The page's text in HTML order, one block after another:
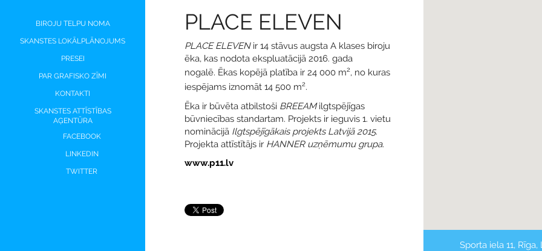
BIROJU TELPU NOMA
SKANSTES LOKĀLPLĀNOJUMS
PRESEI
PAR GRAFISKO ZĪMI
KONTAKTI
SKANSTES ATTĪSTĪBAS
AĢENTŪRA
FACEBOOK
LINKEDIN
TWITTER
PLACE ELEVEN
PLACE ELEVENir 14 stāvus augsta A klases biroju
ēka, kas nodota ekspluatācijā 2016. gada
nogalē. Ēkas kopējā platība ir 24 000 m2, no kuras
iespējams iznomāt 14 500 m2.
Ēka ir būvēta atbilstoši BREEAMilgtspējīgas
būvniecības standartam. Projekts ir ieguvis 1. vietu
nominācijā Ilgtspējīgākais projekts Latvijā 2015.
Projekta attīstītājs ir HANNER uzņēmumu grupa.
www.p11.lv
Sporta iela 11, Rīga,